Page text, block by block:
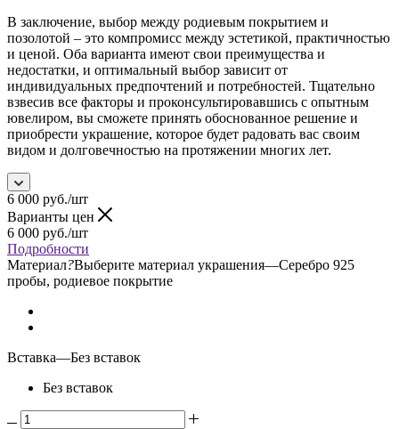
В заключение, выбор между родиевым покрытием и
позолотой – это компромисс между эстетикой, практичностью
и ценой. Оба варианта имеют свои преимущества и
недостатки, и оптимальный выбор зависит от
индивидуальных предпочтений и потребностей. Тщательно
взвесив все факторы и проконсультировавшись с опытным
ювелиром, вы сможете принять обоснованное решение и
приобрести украшение, которое будет радовать вас своим
видом и долговечностью на протяжении многих лет.
6 000 руб./шт
Варианты цен
6 000 руб./шт
Подробности
Материал?Выберите материал украшения—Серебро 925
пробы, родиевое покрытие
Вставка—Без вставок
Без вставок